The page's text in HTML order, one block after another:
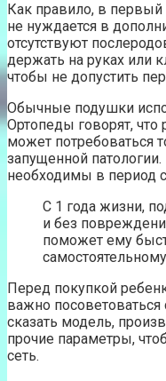
Как правило, в
не нуждается в
отсутствуют
держать на руках или
чтобы не допустить
Обычные подушки
Ортопеды говорят,
может потребоваться
запущенной
необходимы в период
С 1 года жизни,
и без
поможет ему
Перед покупкой
важно
сказать модель,
прочие параметры,
сеть.